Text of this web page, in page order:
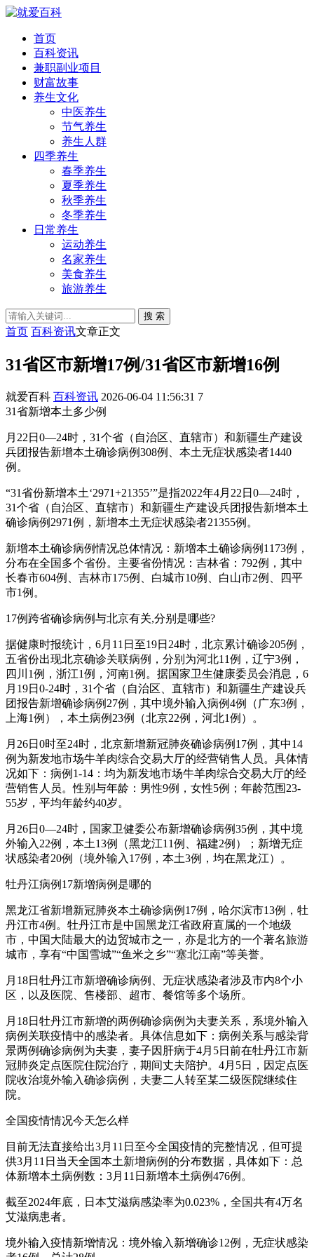
首页
百科资讯
兼职副业项目
财富故事
养生文化
中医养生
节气养生
养生人群
四季养生
春季养生
夏季养生
秋季养生
冬季养生
日常养生
运动养生
名家养生
美食养生
旅游养生
搜 索
首页 百科资讯文章正文
31省区市新增17例/31省区市新增16例
就爱百科 百科资讯 2026-06-04 11:56:31 7
31省新增本土多少例
月22日0—24时，31个省（自治区、直辖市）和新疆生产建设
兵团报告新增本土确诊病例308例、本土无症状感染者1440
例。
“31省份新增本土‘2971+21355’”是指2022年4月22日0—24时，
31个省（自治区、直辖市）和新疆生产建设兵团报告新增本土
确诊病例2971例，新增本土无症状感染者21355例。
新增本土确诊病例情况总体情况：新增本土确诊病例1173例，
分布在全国多个省份。主要省份情况：吉林省：792例，其中
长春市604例、吉林市175例、白城市10例、白山市2例、四平
市1例。
17例跨省确诊病例与北京有关,分别是哪些?
据健康时报统计，6月11日至19日24时，北京累计确诊205例，
五省份出现北京确诊关联病例，分别为河北11例，辽宁3例，
四川1例，浙江1例，河南1例。据国家卫生健康委员会消息，6
月19日0-24时，31个省（自治区、直辖市）和新疆生产建设兵
团报告新增确诊病例27例，其中境外输入病例4例（广东3例，
上海1例），本土病例23例（北京22例，河北1例）。
月26日0时至24时，北京新增新冠肺炎确诊病例17例，其中14
例为新发地市场牛羊肉综合交易大厅的经营销售人员。具体情
况如下：病例1-14：均为新发地市场牛羊肉综合交易大厅的经
营销售人员。性别与年龄：男性9例，女性5例；年龄范围23-
55岁，平均年龄约40岁。
月26日0—24时，国家卫健委公布新增确诊病例35例，其中境
外输入22例，本土13例（黑龙江11例、福建2例）；新增无症
状感染者20例（境外输入17例，本土3例，均在黑龙江）。
牡丹江病例17新增病例是哪的
黑龙江省新增新冠肺炎本土确诊病例17例，哈尔滨市13例，牡
丹江市4例。牡丹江市是中国黑龙江省政府直属的一个地级
市，中国大陆最大的边贸城市之一，亦是北方的一个著名旅游
城市，享有“中国雪城”“鱼米之乡”“塞北江南”等美誉。
月18日牡丹江市新增确诊病例、无症状感染者涉及市内8个小
区，以及医院、售楼部、超市、餐馆等多个场所。
月18日牡丹江市新增的两例确诊病例为夫妻关系，系境外输入
病例关联疫情中的感染者。具体信息如下：病例关系与感染背
景两例确诊病例为夫妻，妻子因肝病于4月5日前在牡丹江市新
冠肺炎定点医院住院治疗，期间丈夫陪护。4月5日，因定点医
院收治境外输入确诊病例，夫妻二人转至某二级医院继续住
院。
全国疫情情况今天怎么样
目前无法直接给出3月11日至今全国疫情的完整情况，但可提
供3月11日当天全国本土新增病例的分布数据，具体如下：总
体新增本土病例数：3月11日新增本土病例476例。
截至2024年底，日本艾滋病感染率为0.023%，全国共有4万名
艾滋病患者。
境外输入疫情新增情况：境外输入新增确诊12例，无症状感染